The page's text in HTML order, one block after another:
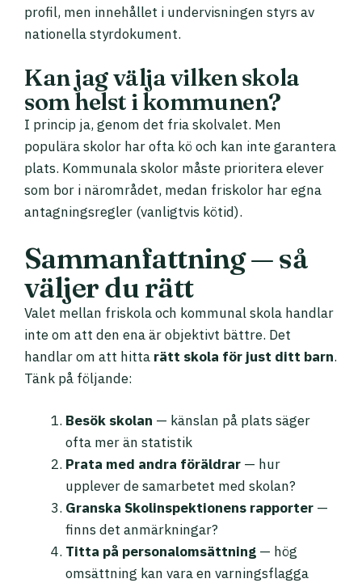
profil, men innehållet i undervisningen styrs av
nationella styrdokument.
Kan jag välja vilken skola
som helst i kommunen?
I princip ja, genom det fria skolvalet. Men
populära skolor har ofta kö och kan inte garantera
plats. Kommunala skolor måste prioritera elever
som bor i närområdet, medan friskolor har egna
antagningsregler (vanligtvis kötid).
Sammanfattning — så
väljer du rätt
Valet mellan friskola och kommunal skola handlar
inte om att den ena är objektivt bättre. Det
handlar om att hitta rätt skola för just ditt barn.
Tänk på följande:
Besök skolan — känslan på plats säger
ofta mer än statistik
Prata med andra föräldrar — hur
upplever de samarbetet med skolan?
Granska Skolinspektionens rapporter —
finns det anmärkningar?
Titta på personalomsättning — hög
omsättning kan vara en varningsflagga